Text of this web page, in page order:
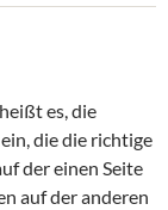
es, die
die die richtige
der einen Seite
auf der anderen